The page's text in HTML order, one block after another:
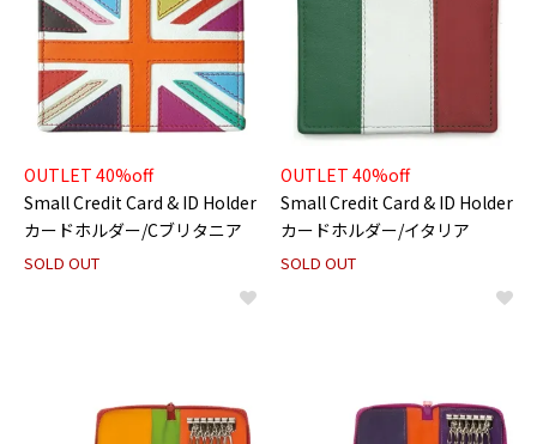
OUTLET 40%off
Small Credit Card & ID Holder
カードホルダー/Cブリタニア
SOLD OUT
OUTLET 40%off
Small Credit Card & ID Holder
カードホルダー/イタリア
SOLD OUT